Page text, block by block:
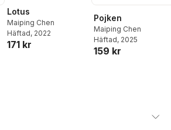
Lotus
Maiping Chen
Häftad, 2022
171 kr
Pojken
Maiping Chen
Häftad, 2025
159 kr